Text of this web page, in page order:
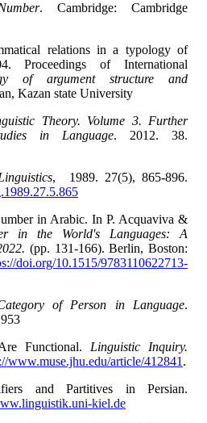
. Cambridge: Cambridge
relations in a typology of
Proceedings of International
of argument structure and
Kazan state University
Theory. Volume 3. Further
in Language. 2012. 38.
, 1989. 27(5), 865-896.
in Arabic. In P. Acquaviva &
in the World's Languages: A
(pp. 131-166). Berlin, Boston:
doi.org/10.1515/9783110622713-
of Person in Language.
Functional. Linguistic Inquiry.
www.muse.jhu.edu/article/412841 .
and Partitives in Persian.
kiel.de